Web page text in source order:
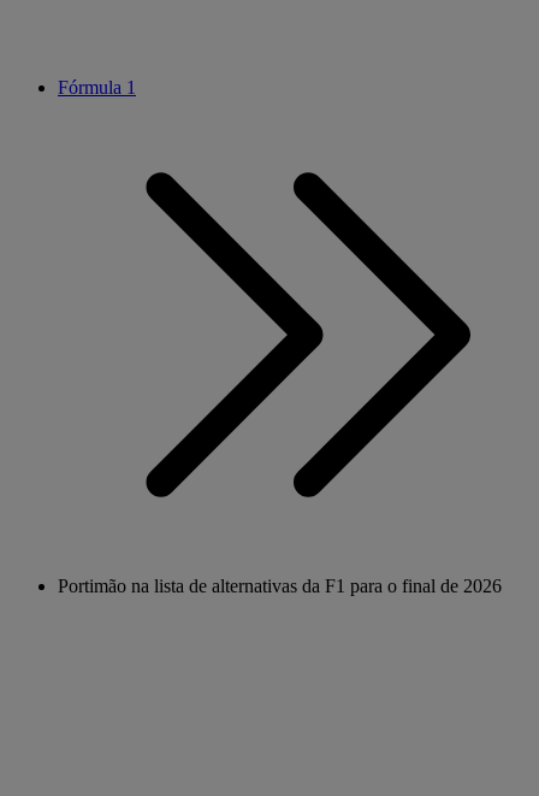
Fórmula 1
Portimão na lista de alternativas da F1 para o final de 2026